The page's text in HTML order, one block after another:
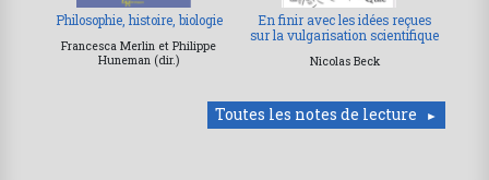
Philosophie, histoire, biologie
Francesca Merlin et Philippe
Huneman (dir.)
En finir avec les idées reçues
sur la vulgarisation scientifique
Nicolas Beck
Toutes les notes de lecture